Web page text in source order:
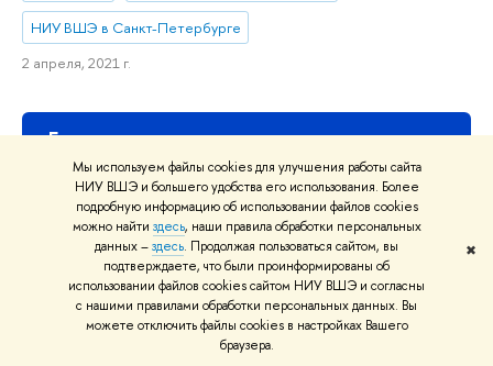
Мы используем файлы cookies для улучшения работы сайта
НИУ ВШЭ и большего удобства его использования. Более
подробную информацию об использовании файлов cookies
можно найти здесь, наши правила обработки персональных
данных –здесь. Продолжая пользоваться сайтом, вы
подтверждаете, что были проинформированы об
использовании файлов cookies сайтом НИУ ВШЭ и согласны
с нашими правилами обработки персональных данных. Вы
можете отключить файлы cookies в настройках Вашего
браузера.
✖
НИУ ВШЭ в Санкт-Петербурге
2 апреля, 2021 г.
Еще новости